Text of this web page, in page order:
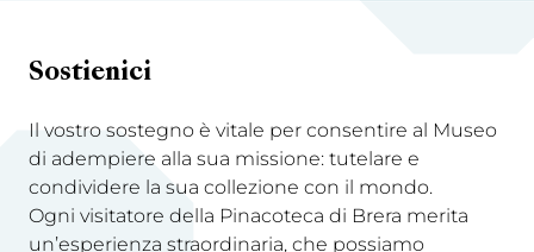
Sostienici
Il vostro sostegno è vitale per consentire al Museo
di adempiere alla sua missione: tutelare e
condividere la sua collezione con il mondo.
Ogni visitatore della Pinacoteca di Brera merita
un’esperienza straordinaria, che possiamo